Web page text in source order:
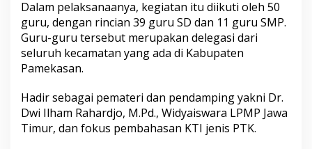
Dalam pelaksanaanya, kegiatan itu diikuti oleh 50
guru, dengan rincian 39 guru SD dan 11 guru SMP.
Guru-guru tersebut merupakan delegasi dari
seluruh kecamatan yang ada di Kabupaten
Pamekasan.
Hadir sebagai pemateri dan pendamping yakni Dr.
Dwi Ilham Rahardjo, M.Pd., Widyaiswara LPMP Jawa
Timur, dan fokus pembahasan KTI jenis PTK.